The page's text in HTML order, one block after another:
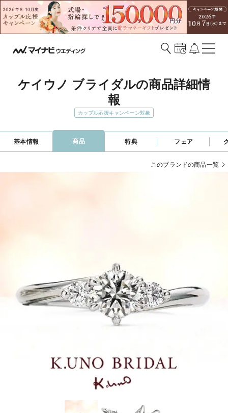
ケイウノ ブライダルの商品詳細情
報
カップル応援キャンペーン対象
基本情報 商品 特典 フェア
このブランドの商品一覧